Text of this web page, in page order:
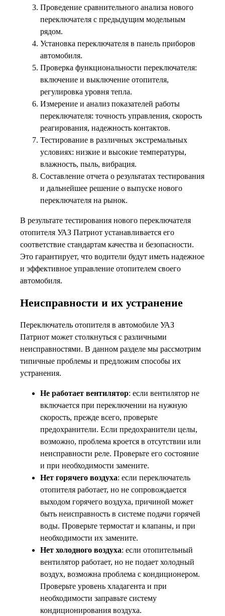
Проведение сравнительного анализа нового
переключателя с предыдущим модельным
рядом.
Установка переключателя в панель приборов
автомобиля.
Проверка функциональности переключателя:
включение и выключение отопителя,
регулировка уровня тепла.
Измерение и анализ показателей работы
переключателя: точность управления, скорость
реагирования, надежность контактов.
Тестирование в различных экстремальных
условиях: низкие и высокие температуры,
влажность, пыль, вибрация.
Составление отчета о результатах тестирования
и дальнейшее решение о выпуске нового
переключателя на рынок.
В результате тестирования нового переключателя
отопителя УАЗ Патриот устанавливается его
соответствие стандартам качества и безопасности.
Это гарантирует, что водители будут иметь надежное
и эффективное управление отопителем своего
автомобиля.
Неисправности и их устранение
Переключатель отопителя в автомобиле УАЗ
Патриот может столкнуться с различными
неисправностями. В данном разделе мы рассмотрим
типичные проблемы и предложим способы их
устранения.
Не работает вентилятор: если вентилятор не
включается при переключении на нужную
скорость, прежде всего, проверьте
предохранители. Если предохранители целы,
возможно, проблема кроется в отсутствии или
неисправности реле. Проверьте его состояние
и при необходимости замените.
Нет горячего воздуха: если переключатель
отопителя работает, но не сопровождается
выходом горячего воздуха, причиной может
быть неисправность в системе подачи горячей
воды. Проверьте термостат и клапаны, и при
необходимости их замените.
Нет холодного воздуха: если отопительный
вентилятор работает, но не подает холодный
воздух, возможна проблема с кондиционером.
Проверьте уровень хладагента и при
необходимости заправьте систему
кондиционирования воздуха.